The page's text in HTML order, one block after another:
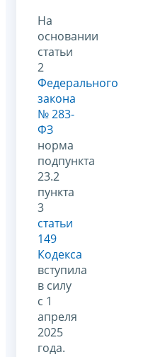
На
основании
статьи
2
Федерального
закона
№ 283-
ФЗ
норма
подпункта
23.2
пункта
3
статьи
149
Кодекса
вступила
в силу
с 1
апреля
2025
года.